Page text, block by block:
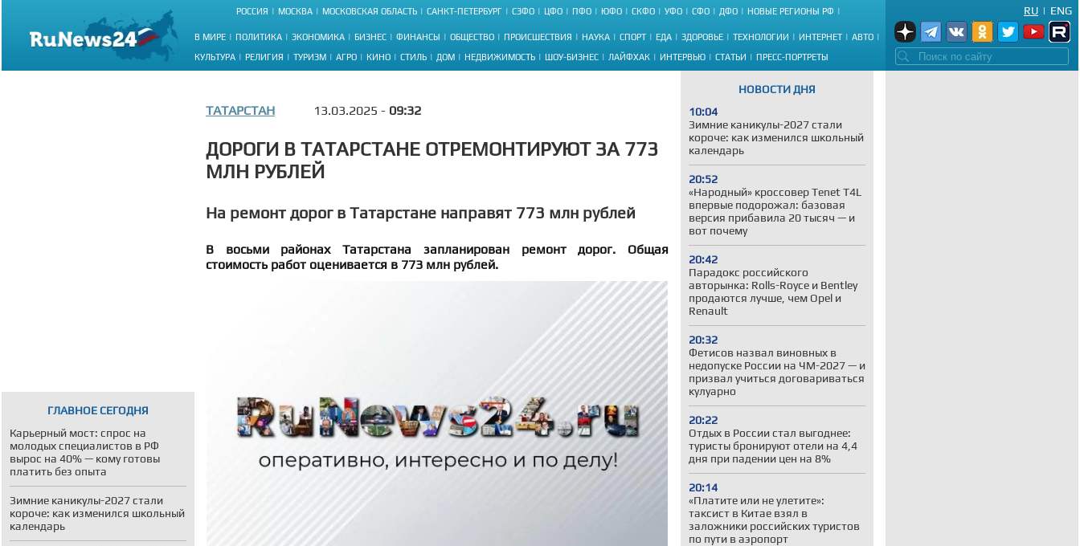
РОССИЯ МОСКВА МОСКОВСКАЯ ОБЛАСТЬ САНКТ-ПЕТЕРБУРГ СЗФО ЦФО ПФО ЮФО СКФО УФО СФО ДФО НОВЫЕ РЕГИОНЫ РФ
В МИРЕ ПОЛИТИКА ЭКОНОМИКА БИЗНЕС ФИНАНСЫ ОБЩЕСТВО ПРОИСШЕСТВИЯ НАУКА СПОРТ ЕДА ЗДОРОВЬЕ ТЕХНОЛОГИИ ИНТЕРНЕТ АВТО
КУЛЬТУРА РЕЛИГИЯ ТУРИЗМ АГРО КИНО СТИЛЬ ДОМ НЕДВИЖИМОСТЬ ШОУ-БИЗНЕС ЛАЙФХАК ИНТЕРВЬЮ СТАТЬИ ПРЕСС-ПОРТРЕТЫ
ENG
|
RU
ГЛАВНОЕ СЕГОДНЯ
Карьерный мост: спрос на
молодых специалистов в РФ
вырос на 40% — кому готовы
платить без опыта
Зимние каникулы-2027 стали
короче: как изменился школьный
календарь
НОВОСТИ ДНЯ
10:04
Зимние каникулы-2027 стали
короче: как изменился школьный
календарь
20:52
«Народный» кроссовер Tenet T4L
впервые подорожал: базовая
версия прибавила 20 тысяч — и
вот почему
20:42
Парадокс российского
авторынка: Rolls-Royce и Bentley
продаются лучше, чем Opel и
Renault
20:32
Фетисов назвал виновных в
недопуске России на ЧМ-2027 — и
призвал учиться договариваться
кулуарно
20:22
Отдых в России стал выгоднее:
туристы бронируют отели на 4,4
дня при падении цен на 8%
20:14
«Платите или не улетите»:
таксист в Китае взял в
заложники российских туристов
по пути в аэропорт
ТАТАРСТАН 13.03.2025 - 09:32
ДОРОГИ В ТАТАРСТАНЕ ОТРЕМОНТИРУЮТ ЗА 773
МЛН РУБЛЕЙ
На ремонт дорог в Татарстане направят 773 млн рублей
В восьми районах Татарстана запланирован ремонт дорог. Общая
стоимость работ оценивается в 773 млн рублей.